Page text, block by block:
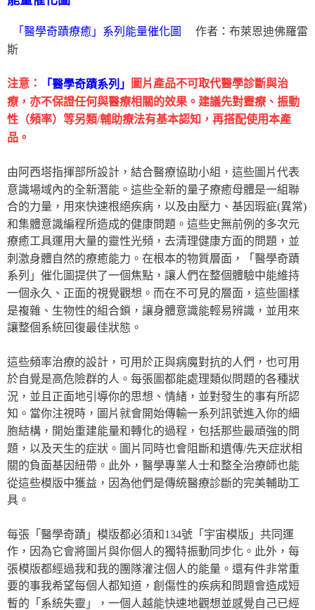
「醫學奇蹟療癒」系列能量催化圖
作者：布萊恩迪佛羅雷
斯
注意： 「醫學奇蹟系列」
圖片產品不可取代醫學診斷與治
療，亦不保證任何與醫療相關的效果。建議先對靈療、振動
性（頻率）等另類/輔助療法有基本認知，再搭配使用本產
品。
由阿西塔指揮部所設計，結合醫療協助小組，這些圖片代表
意識場域內的全新潛能。這些全新的量子療癒母體是一組聯
合的力量，用來快速根絕疾病，以及由壓力、基因瑕疵(異常)
和集體意識編程所造成的健康問題。這些史無前例的多次元
療癒工具運用大量的靈性光頻，去清理健康方面的問題，並
刺激身體自然的療癒能力。在根本的物質層面，「醫學奇蹟
系列」催化圖提供了一個焦點，讓人們在整個體驗中能維持
一個永久、正面的視覺觀想。而在不可見的層面，這些圖樣
是複雜、生物性的組合鎖，讓身體意識能輕易辨識，並用來
讓整個系統回復最佳狀態。
這些頻率治療的設計，可用於正與病魔對抗的人們，也可用
於自覺是高危險群的人。每張圖都能處理類似問題的各種狀
況，並且正面地引導你的思想、情緒，並對發生的事有所認
知。當你注視時，圖片就會開始傳輸一系列訊號進入你的細
胞結構，開始重建能量和轉化的過程，包括那些最頑強的問
題，以及天生的症狀。圖片同時也會阻斷和遺傳/先天症狀相
關的負面基因紐帶。此外，醫學專業人士和整全治療師也能
從這些模版中獲益，因為他們是傳統醫療診斷的完美輔助工
具。
每張「醫學奇蹟」模版都必須和134號「宇宙模版」共同運
作，因為它會將圖片與你個人的獨特振動同步化。此外，每
張模版都經過我和我的團隊灌注個人的能量。還有件非常重
要的事我希望每個人都知道，創傷性的疾病和問題會造成短
暫的「系統失靈」，一個人越能快速地觀想並感覺自己已經